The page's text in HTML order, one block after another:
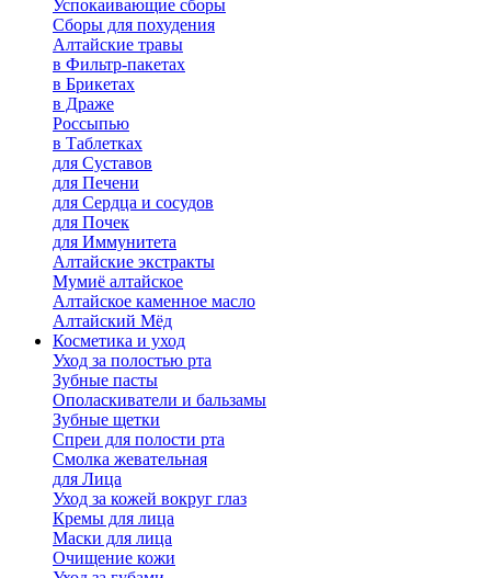
Успокаивающие сборы
Сборы для похудения
Алтайские травы
в Фильтр-пакетах
в Брикетах
в Драже
Россыпью
в Таблетках
для Cуставов
для Печени
для Сердца и сосудов
для Почек
для Иммунитета
Алтайские экстракты
Мумиё алтайское
Алтайское каменное масло
Алтайский Мёд
Косметика и уход
Уход за полостью рта
Зубные пасты
Ополаскиватели и бальзамы
Зубные щетки
Спреи для полости рта
Смолка жевательная
для Лица
Уход за кожей вокруг глаз
Кремы для лица
Маски для лица
Очищение кожи